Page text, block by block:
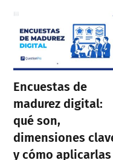
Encuestas de
madurez digital:
qué son,
dimensiones
y cómo aplicarlas